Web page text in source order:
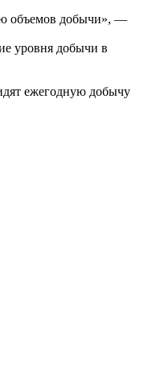
объемов добычи», —
уровня добычи в
ежегодную добычу